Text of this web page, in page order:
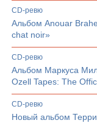
CD-ревю
Альбом Anouar
chat noir»
CD-ревю
Альбом Маркуса
Ozell Tapes: The
CD-ревю
Новый альбом